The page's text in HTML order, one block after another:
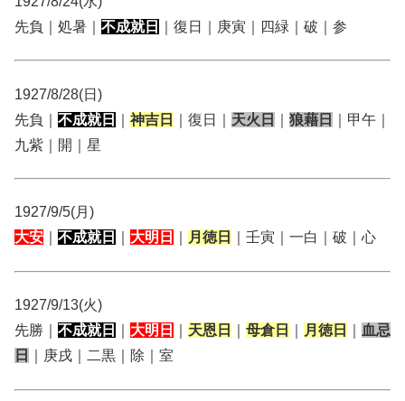
先負｜処暑｜ 不成就日 ｜復日｜庚寅｜四緑｜破｜参
1927/8/28(日)
先負｜ 不成就日 神吉日 ｜復日｜ 天火日 狼藉日
｜甲午｜
九紫｜開｜星
1927/9/5(月)
大安
不成就日 大明日 月徳日 ｜壬寅｜一白｜破｜心
1927/9/13(火)
先勝｜ 不成就日 大明日 天恩日 母倉日 月徳日
血忌
日
｜庚戌｜二黒｜除｜室